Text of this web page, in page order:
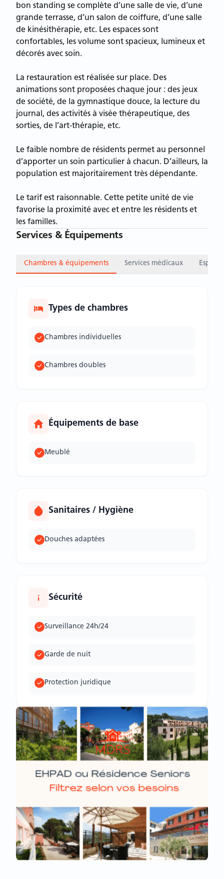
bon standing se complète d’une salle de vie, d’une
grande terrasse, d’un salon de coiffure, d’une salle
de kinésithérapie, etc. Les espaces sont
confortables, les volume sont spacieux, lumineux et
décorés avec soin.
La restauration est réalisée sur place. Des
animations sont proposées chaque jour : des jeux
de société, de la gymnastique douce, la lecture du
journal, des activités à visée thérapeutique, des
sorties, de l’art-thérapie, etc.
Le faible nombre de résidents permet au personnel
d’apporter un soin particulier à chacun. D’ailleurs, la
population est majoritairement très dépendante.
Le tarif est raisonnable. Cette petite unité de vie
favorise la proximité avec et entre les résidents et
les familles.
Services & Équipements
Chambres & équipements Services médicaux
Types de chambres
Chambres individuelles
Chambres doubles
Équipements de base
Meublé
Sanitaires / Hygiène
Douches adaptées
Sécurité
Surveillance 24h/24
Garde de nuit
Protection juridique